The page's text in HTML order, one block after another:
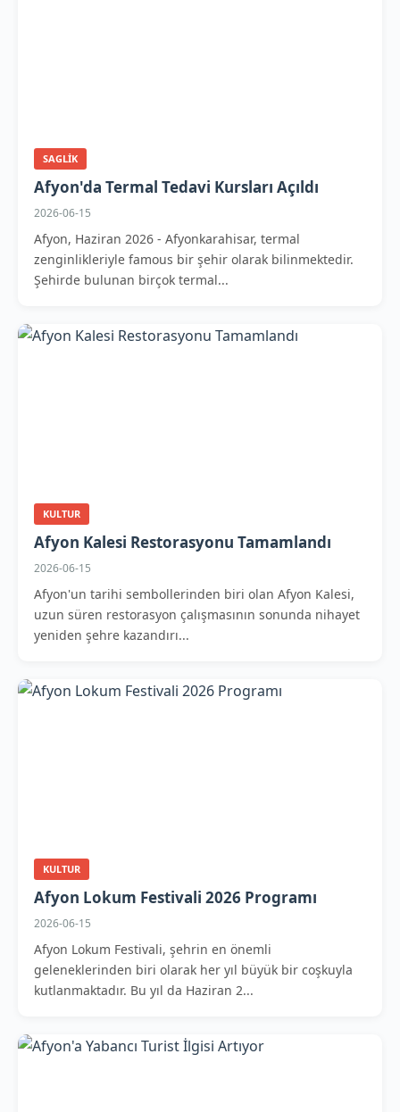
SAGLIK
Afyon'da Termal Tedavi Kursları Açıldı
2026-06-15
Afyon, Haziran 2026 - Afyonkarahisar, termal
zenginlikleriyle famous bir şehir olarak bilinmektedir.
Şehirde bulunan birçok termal...
KULTUR
Afyon Kalesi Restorasyonu Tamamlandı
2026-06-15
Afyon'un tarihi sembollerinden biri olan Afyon Kalesi,
uzun süren restorasyon çalışmasının sonunda nihayet
yeniden şehre kazandırı...
KULTUR
Afyon Lokum Festivali 2026 Programı
2026-06-15
Afyon Lokum Festivali, şehrin en önemli
geleneklerinden biri olarak her yıl büyük bir coşkuyla
kutlanmaktadır. Bu yıl da Haziran 2...